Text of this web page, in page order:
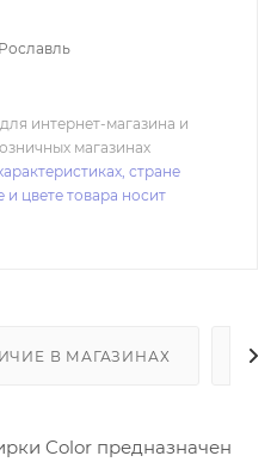
интернет-магазина и
магазинах
стране
цвете товара носит
В МАГАЗИНАХ
Color предназначен